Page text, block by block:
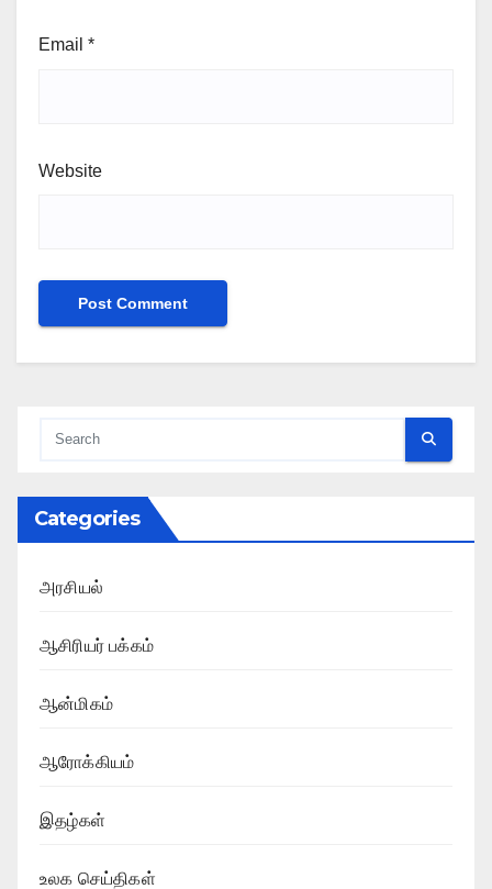
Email *
Website
Categories
அரசியல்
ஆசிரியர் பக்கம்
ஆன்மிகம்
ஆரோக்கியம்
இதழ்கள்
உலக செய்திகள்